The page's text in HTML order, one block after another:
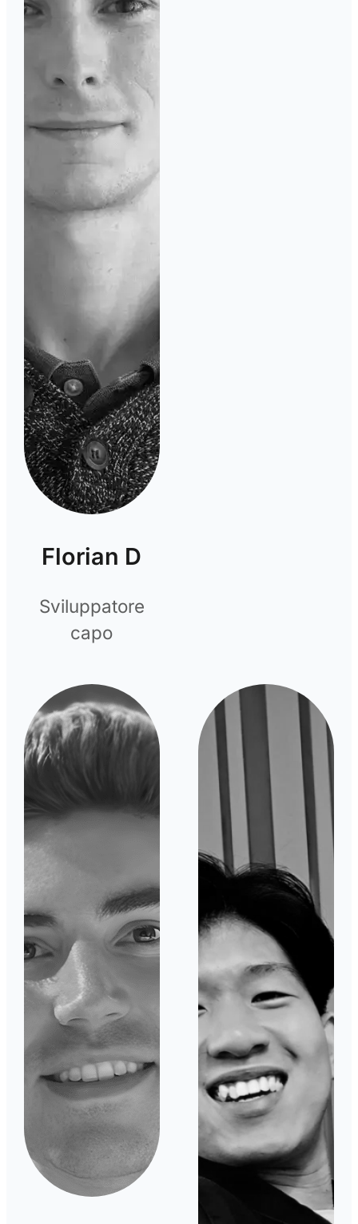
Florian D
Sviluppatore
capo